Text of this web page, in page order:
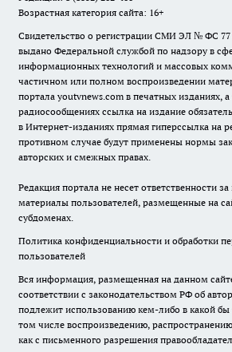
Возрастная категория сайта: 16+
Свидетельство о регистрации СМИ ЭЛ № ФС 77
выдано Федеральной службой по надзору в
информационных технологий и массовых
частичном или полном воспроизведении
портала youtvnews.com в печатных изданиях,
радиосообщениях ссылка на издание
в Интернет-изданиях прямая гиперссылка на
противном случае будут применены нормы
авторских и смежных правах.
Редакция портала не несет ответственности
материалы пользователей, размещенные на
субдоменах.
Политика конфиденциальности и обработки
пользователей
Вся информация, размещенная на данном
соответствии с законодательством РФ об
подлежит использованию кем-либо в какой
том числе воспроизведению,
как с письменного разрешения